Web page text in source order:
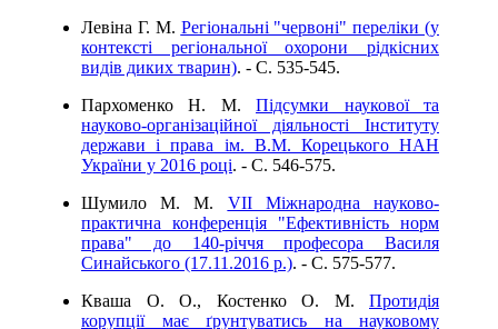
Левіна Г. М. Регіональні "червоні" переліки (у
контексті регіональної охорони рідкісних
видів диких тварин). - C. 535-545.
Пархоменко Н. М.Підсумки наукової та
науково-організаційної діяльності Інституту
держави і права ім. В.М. Корецького НАН
України у 2016 році. - C. 546-575.
Шумило М. М. VII Міжнародна науково-
практична конференція "Ефективність норм
права" до 140-річчя професора Василя
Синайського (17.11.2016 р.). - C. 575-577.
Кваша О. О., Костенко О. М. Протидія
корупції має ґрунтуватись на науковому